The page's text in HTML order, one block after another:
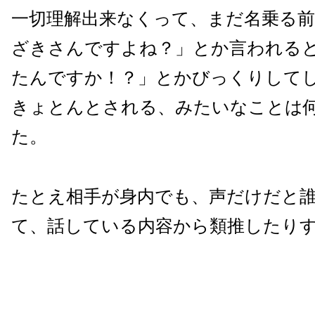
一切理解出来なくって、まだ名乗る
ざきさんですよね？」とか言われる
たんですか！？」とかびっくりして
きょとんとされる、みたいなことは
た。
たとえ相手が身内でも、声だけだと
て、話している内容から類推したり